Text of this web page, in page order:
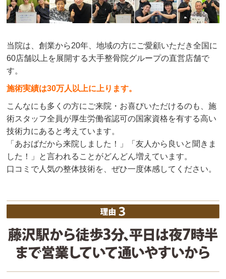
当院は、創業から20年、地域の方にご愛顧いただき全国に
60店舗以上を展開する大手整骨院グループの直営店舗で
す。
施術実績は30万人以上に上ります。
こんなにも多くの方にご来院・お喜びいただけるのも、施
術スタッフ全員が厚生労働省認可の国家資格を有する高い
技術力にあると考えています。
「あおばだから来院しました！」「友人から良いと聞きま
した！」と言われることがどんどん増えています。
口コミで人気の整体技術を、ぜひ一度体感してください。